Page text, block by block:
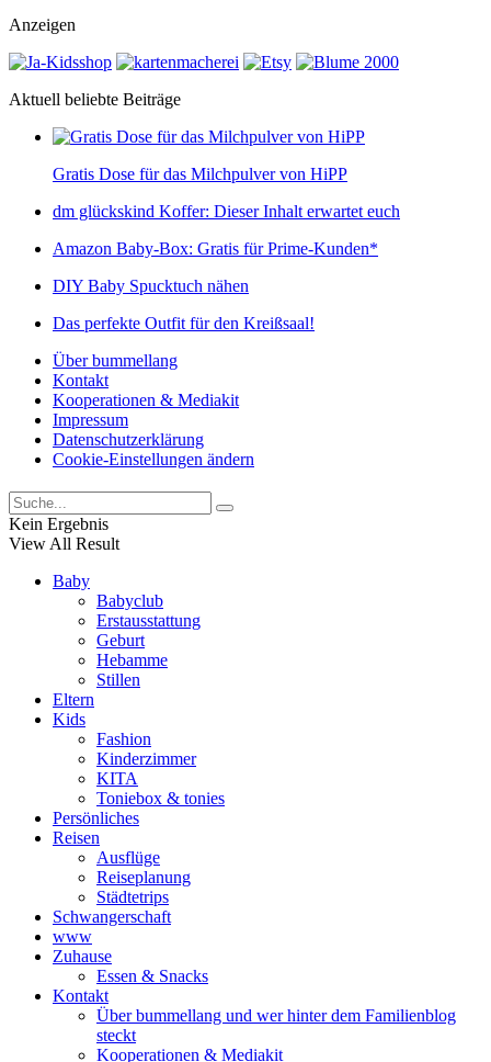
Anzeigen
Aktuell beliebte Beiträge
Gratis Dose für das Milchpulver von HiPP
dm glückskind Koffer: Dieser Inhalt erwartet euch
Amazon Baby-Box: Gratis für Prime-Kunden*
DIY Baby Spucktuch nähen
Das perfekte Outfit für den Kreißsaal!
Über bummellang
Kontakt
Kooperationen & Mediakit
Impressum
Datenschutzerklärung
Cookie-Einstellungen ändern
Kein Ergebnis
View All Result
Baby
Babyclub
Erstausstattung
Geburt
Hebamme
Stillen
Eltern
Kids
Fashion
Kinderzimmer
KITA
Toniebox & tonies
Persönliches
Reisen
Ausflüge
Reiseplanung
Städtetrips
Schwangerschaft
www
Zuhause
Essen & Snacks
Kontakt
Über bummellang und wer hinter dem Familienblog
steckt
Kooperationen & Mediakit